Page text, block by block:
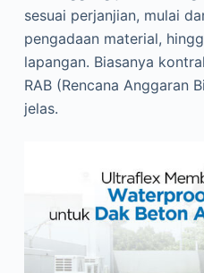
sesuai perjanjian, mulai
pengadaan material,
lapangan. Biasanya
RAB (Rencana Anggaran
jelas.